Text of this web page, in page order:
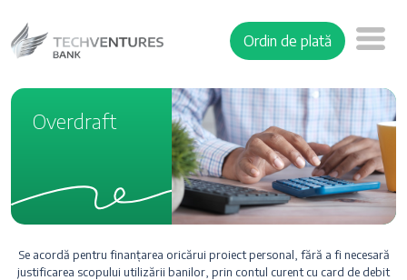
Ordin de plată
Overdraft
Se acordă pentru finanțarea oricărui proiect personal, fără a fi necesară
justificarea scopului utilizării banilor, prin contul curent cu card de debit